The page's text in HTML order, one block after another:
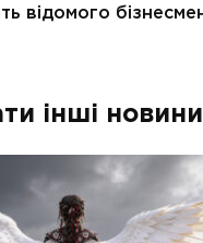
інші новини